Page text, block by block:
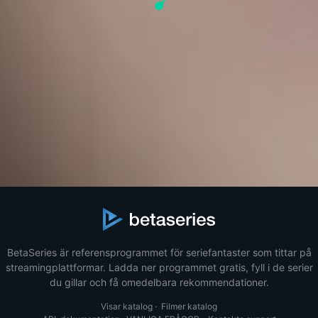
BetaSeries är referensprogrammet för seriefantaster som tittar på
streamingplattformar. Ladda ner programmet gratis, fyll i de serier
du gillar och få omedelbara rekommendationer.
Visar katalog · Filmer katalog